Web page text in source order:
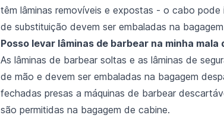
têm lâminas removíveis e expostas - o cabo pode
de substituição devem ser embaladas na
Posso levar lâminas de barbear na minha mala
As lâminas de barbear soltas e as lâminas de
de mão e devem ser embaladas na bagagem
fechadas presas a máquinas de barbear
são permitidas na bagagem de cabine.